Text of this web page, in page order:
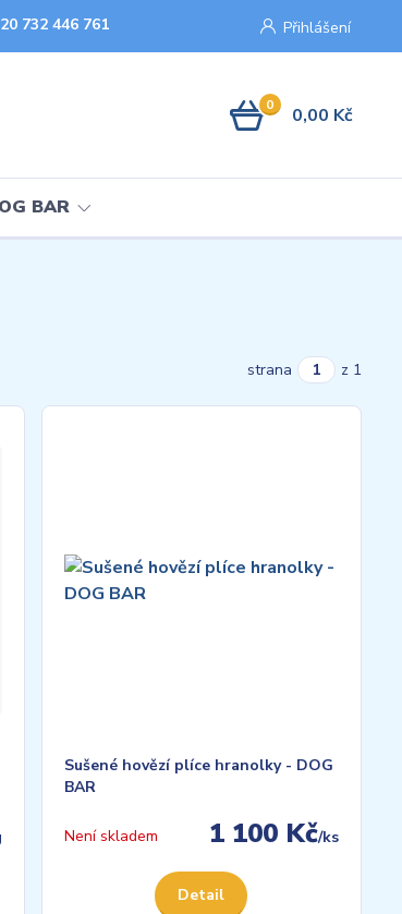
Přihlášení
732 446 761
0 0,00 Kč
BAR
strana z 1
Sušené hovězí plíce hranolky - DOG
BAR
1 100 Kč/ks
Není skladem
Detail